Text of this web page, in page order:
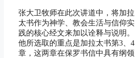
张大卫牧师在此次讲道中，将加拉
太书作为神学、教会生活与信仰实
践的核心经文来加以诠释与说明。
他所选取的重点是加拉太书第3、4
章，这两章在保罗书信中具有纲领